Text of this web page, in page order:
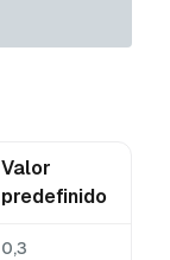
Valor
predefinido
0,3